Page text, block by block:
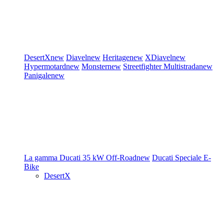
DesertXnew Diavelnew Heritagenew XDiavelnew
Hypermotardnew Monsternew StreetfighterMultistradanew
Panigalenew
La gamma Ducati 35 kW Off-Roadnew Ducati Speciale E-
Bike
DesertX